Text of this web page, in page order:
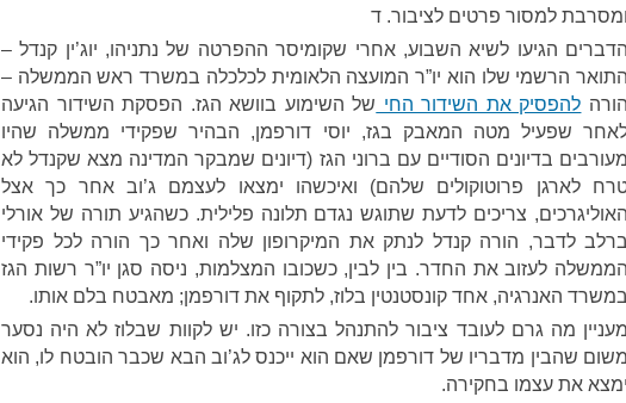
ומסרבת למסור פרטים לציבור. ד
הדברים הגיעו לשיא השבוע, אחרי שקומיסר ההפרטה של נתניהו, יוג’ין קנדל –
התואר הרשמי שלו הוא יו”ר המועצה הלאומית לכלכלה במשרד ראש הממשלה –
הורה להפסיק את השידור החי של השימוע בוושא הגז. הפסקת השידור הגיעה
שפעיל מטה המאבק בגז, יוסי דורפמן, הבהיר שפקידי ממשלה שהיו
מעורבים בדיונים הסודיים עם ברוני הגז (דיונים שמבקר המדינה מצא שקנדל לא
לארגן פרוטוקולים שלהם) ואיכשהו ימצאו לעצמם ג’וב אחר כך אצל
האוליגרכים, צריכים לדעת שתוגש נגדם תלונה פלילית. כשהגיע תורה של אורלי
ברלב לדבר, הורה קנדל לנתק את המיקרופון שלה ואחר כך הורה לכל פקידי
הממשלה לעזוב את החדר. בין לבין, כשכובו המצלמות, ניסה סגן יו”ר רשות הגז
במשרד האנרגיה, אחד קונסטנטין בלוז, לתקוף את דורפמן; מאבטח בלם אותו.
מעניין מה גרם לעובד ציבור להתנהל בצורה כזו. יש לקוות שבלוז לא היה נסער
משום שהבין מדבריו של דורפמן שאם הוא ייכנס לג’וב הבא שכבר הובטח לו, הוא
ימצא את עצמו בחקירה.